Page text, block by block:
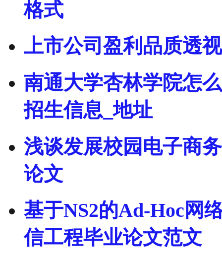
格式
上市公司盈利品质透
南通大学杏林学院怎
招生信息_地址
浅谈发展校园电子商
论文
基于NS2的Ad-Hoc网
信工程毕业论文范文